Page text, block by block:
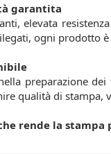
garantita
elevata
ogni prodotto
preparazione
qualità di stampa,
rende la